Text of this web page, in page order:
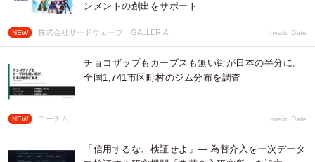
ンメントの創出をサポート
NEW 株式会社サードウェーブ GALLERIA Invalid Date
チョコザップもカーブスも無い街が日本の半分に。
全国1,741市区町村のジム分布を調査
NEW コーチム Invalid Date
「信用するな、検証せよ」— 為替介入を一次データ